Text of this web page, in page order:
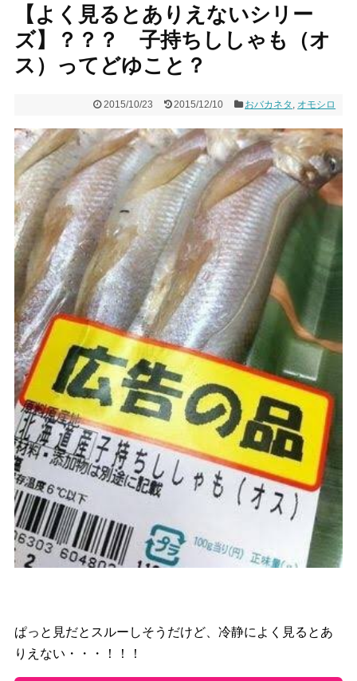
【よく見るとありえないシリー
ズ】？？？ 子持ちししゃも（オ
ス）ってどゆこと？
2015/10/23 2015/12/10 おバカネタ , オモシロ
ぱっと見だとスルーしそうだけど、冷静によく見るとあ
りえない・・・！！！